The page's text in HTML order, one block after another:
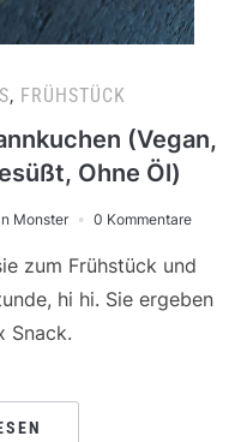
, FRÜHSTÜCK
(Vegan,
Ohne Öl)
Monster 0 Kommentare
zum Frühstück und
hi hi. Sie ergeben
Snack.